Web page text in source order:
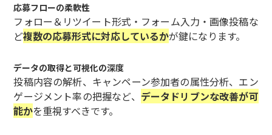
応募フローの柔軟性
フォロー＆リツイート形式・フォーム入力・画像投稿な
ど複数の応募形式に対応しているかが鍵になります。
データの取得と可視化の深度
投稿内容の解析、キャンペーン参加者の属性分析、エン
ゲージメント率の把握など、 データドリブンな改善が可
能かを重視すべきです。